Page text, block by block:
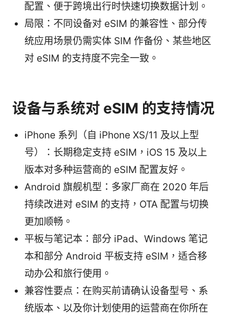
配置、便于跨境出行时快速切换数据计划。
局限：不同设备对 eSIM 的兼容性、部分传
统应用场景仍需实体 SIM 作备份、某些地区
对 eSIM 的支持度不完全一致。
设备与系统对 eSIM 的支持情况
iPhone 系列（自 iPhone XS/11 及以上型
号）：长期稳定支持 eSIM，iOS 15 及以上
版本对多种运营商的 eSIM 配置友好。
Android 旗舰机型：多家厂商在 2020 年后
持续改进对 eSIM 的支持，OTA 配置与切换
更加顺畅。
平板与笔记本：部分 iPad、Windows 笔记
本和部分 Android 平板支持 eSIM，适合移
动办公和旅行使用。
兼容性要点：在购买前请确认设备型号、系
统版本、以及你计划使用的运营商在你所在